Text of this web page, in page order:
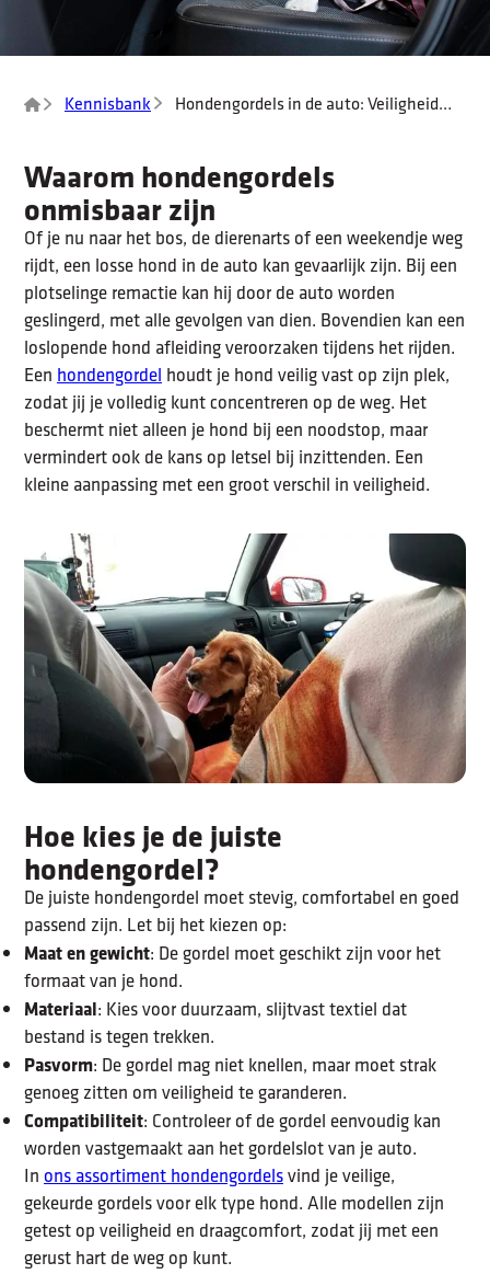
Kennisbank
Hondengordels in de auto: Veiligheid
Waarom hondengordels
onmisbaar zijn
Of je nu naar het bos, de dierenarts of een weekendje weg
rijdt, een losse hond in de auto kan gevaarlijk zijn. Bij een
plotselinge remactie kan hij door de auto worden
geslingerd, met alle gevolgen van dien. Bovendien kan een
loslopende hond afleiding veroorzaken tijdens het rijden.
Een hondengordel houdt je hond veilig vast op zijn plek,
zodat jij je volledig kunt concentreren op de weg. Het
beschermt niet alleen je hond bij een noodstop, maar
vermindert ook de kans op letsel bij inzittenden. Een
kleine aanpassing met een groot verschil in veiligheid.
Hoe kies je de juiste
hondengordel?
De juiste hondengordel moet stevig, comfortabel en goed
passend zijn. Let bij het kiezen op:
Maat en gewicht: De gordel moet geschikt zijn voor het
formaat van je hond.
Materiaal: Kies voor duurzaam, slijtvast textiel dat
bestand is tegen trekken.
Pasvorm: De gordel mag niet knellen, maar moet strak
genoeg zitten om veiligheid te garanderen.
Compatibiliteit: Controleer of de gordel eenvoudig kan
worden vastgemaakt aan het gordelslot van je auto.
In ons assortiment hondengordelsvind je veilige,
gekeurde gordels voor elk type hond. Alle modellen zijn
getest op veiligheid en draagcomfort, zodat jij met een
gerust hart de weg op kunt.